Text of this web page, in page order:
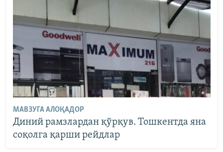
МАВЗУГА АЛОҚАДОР
Диний рамзлардан қўрқув. Тошкентда яна
соқолга қарши рейдлар